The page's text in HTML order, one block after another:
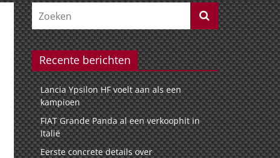
Recente berichten
Lancia Ypsilon HF voelt aan als een
kampioen
FIAT Grande Panda al een verkoophit in
Italië
Eerste concrete details over